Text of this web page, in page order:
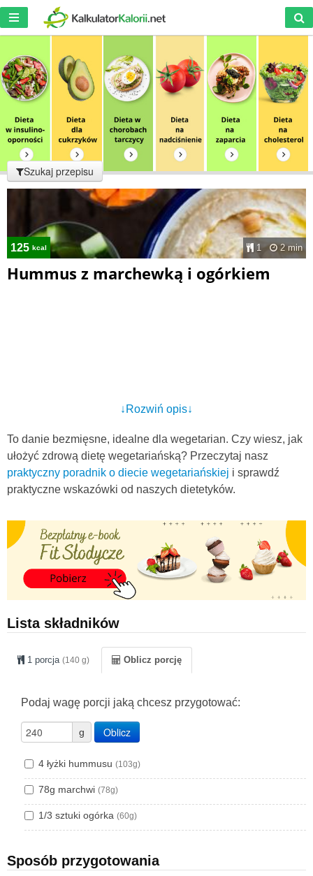
Szukaj przepisu
125 kcal 1 2 min
Hummus z marchewką i ogórkiem
↓Rozwiń opis↓
To danie bezmięsne, idealne dla wegetarian. Czy wiesz, jak
ułożyć zdrową dietę wegetariańską? Przeczytaj nasz
praktyczny poradnik o diecie wegetariańskiej i sprawdź
praktyczne wskazówki od naszych dietetyków.
Lista składników
1 porcja (140 g) Oblicz porcję
Podaj wagę porcji jaką chcesz przygotować:
g Oblicz
4 łyżki hummusu (103g)
78g marchwi (78g)
1/3 sztuki ogórka (60g)
Sposób przygotowania